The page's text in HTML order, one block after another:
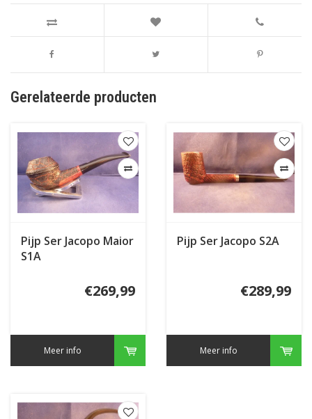
Gerelateerde producten
Pijp Ser Jacopo Maior
S1A
€269,99
Meer info
Pijp Ser Jacopo S2A
€289,99
Meer info